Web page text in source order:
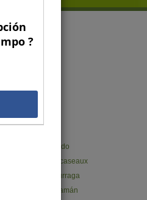
y gestión
Gregorio Billikopf
Gonzalo Muñoz
Karen Meier Mellado
Juan Pablo Subercaseaux
José Gabriel Undurraga
Ana Lucía Cusihuamán
?